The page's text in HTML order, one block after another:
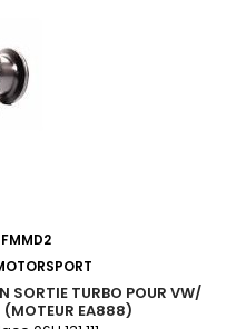
FMMD2
SORTIE TURBO POUR VW/
(MOTEUR EA888)